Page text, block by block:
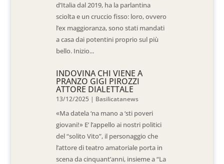
d’Italia dal 2019, ha la parlantina
sciolta e un cruccio fisso: loro, ovvero
l’ex maggioranza, sono stati mandati
a casa dai potentini proprio sul più
bello. Inizio...
INDOVINA CHI VIENE A
PRANZO GIGI PIROZZI
ATTORE DIALETTALE
13/12/2025 | Basilicatanews
«Ma datela ‘na mano a ‘sti poveri
giovani!» E’ l’appello ai nostri politici
del “solito Vito”, il personaggio che
l’attore di teatro amatoriale porta in
scena da cinquant’anni, insieme a “La